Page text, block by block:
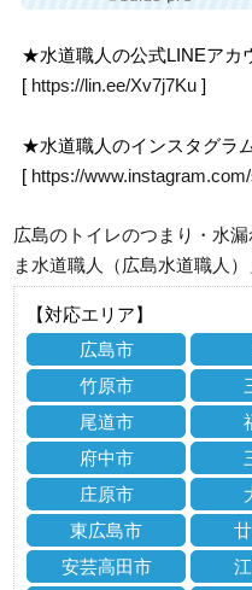
★水道職人の公式LINEアカ
[ https://lin.ee/Xv7j7Ku ]
★水道職人のインスタグラ
[ https://
広島のトイレのつまり・水
ま水道職人（広島水道職人）
【対応エリア】
広島市
竹原市
尾道市
府中市
庄原市
東広島市
安芸高田市